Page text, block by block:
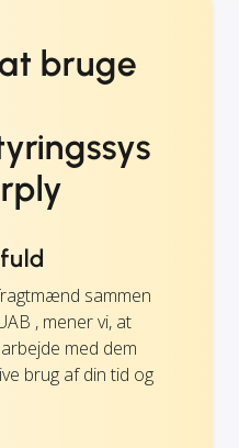
bruge
sammen
, mener vi, at
med dem
brug af din tid og